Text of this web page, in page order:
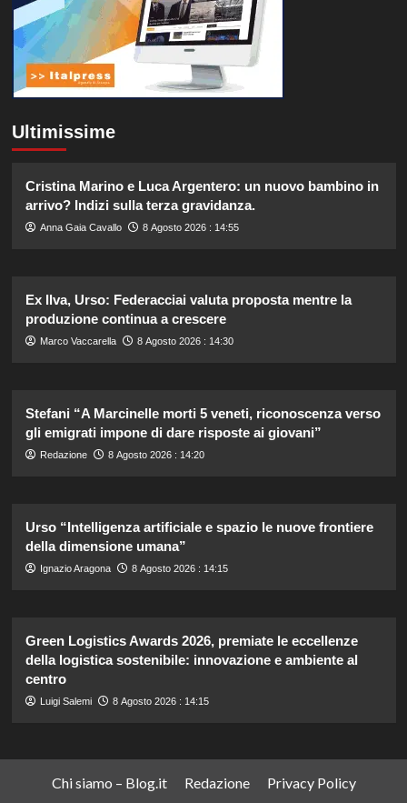
Ultimissime
Cristina Marino e Luca Argentero: un nuovo bambino in
arrivo? Indizi sulla terza gravidanza.
Anna Gaia Cavallo 8 Agosto 2026 : 14:55
Ex Ilva, Urso: Federacciai valuta proposta mentre la
produzione continua a crescere
Marco Vaccarella 8 Agosto 2026 : 14:30
Stefani “A Marcinelle morti 5 veneti, riconoscenza verso
gli emigrati impone di dare risposte ai giovani”
Redazione 8 Agosto 2026 : 14:20
Urso “Intelligenza artificiale e spazio le nuove frontiere
della dimensione umana”
Ignazio Aragona 8 Agosto 2026 : 14:15
Green Logistics Awards 2026, premiate le eccellenze
della logistica sostenibile: innovazione e ambiente al
centro
Luigi Salemi 8 Agosto 2026 : 14:15
Chi siamo – Blog.it Redazione Privacy Policy